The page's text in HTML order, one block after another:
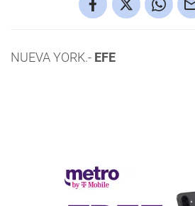
NUEVA YORK.- EFE